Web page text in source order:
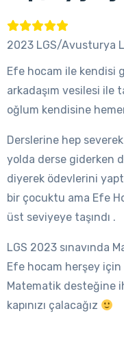
2023 LGS/Avusturya
Efe hocam ile kendisi
arkadaşım vesilesi ile
oğlum kendisine hemen
Derslerine hep
yolda derse giderken
diyerek ödevlerini
bir çocuktu ama Efe
üst seviyeye taşındı .
LGS 2023 sınavında
Efe hocam herşey için
Matematik desteğine
kapınızı çalacağız